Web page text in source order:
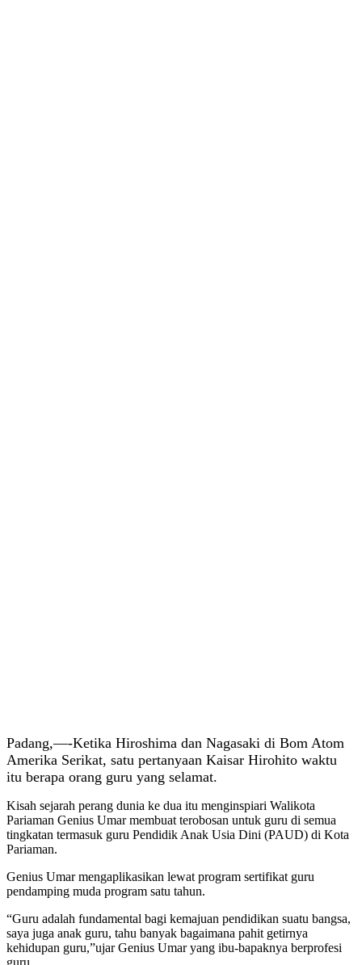
Padang,—-Ketika Hiroshima dan Nagasaki di Bom Atom
Amerika Serikat, satu pertanyaan Kaisar Hirohito waktu
itu berapa orang guru yang selamat.
Kisah sejarah perang dunia ke dua itu menginspiari Walikota
Pariaman Genius Umar membuat terobosan untuk guru di semua
tingkatan termasuk guru Pendidik Anak Usia Dini (PAUD) di Kota
Pariaman.
Genius Umar mengaplikasikan lewat program sertifikat guru
pendamping muda program satu tahun.
“Guru adalah fundamental bagi kemajuan pendidikan suatu bangsa,
saya juga anak guru, tahu banyak bagaimana pahit getirnya
kehidupan guru,”ujar Genius Umar yang ibu-bapaknya berprofesi
guru.